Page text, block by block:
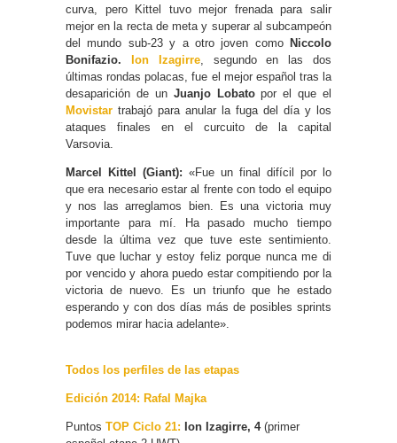
curva, pero Kittel tuvo mejor frenada para salir
mejor en la recta de meta y superar al subcampeón
del mundo sub-23 y a otro joven comoNiccolo
Bonifazio.
Ion Izagirre, segundo en las dos
últimas rondas polacas, fue el mejor español tras la
desaparición de un Juanjo Lobatopor el que el
Movistar trabajó para anular la fuga del día y los
ataques finales en el curcuito de la capital
Varsovia.
Marcel Kittel (Giant): «Fue un final difícil por lo
que era necesario estar al frente con todo el equipo
y nos las arreglamos bien. Es una victoria muy
importante para mí. Ha pasado mucho tiempo
desde la última vez que tuve este sentimiento.
Tuve que luchar y estoy feliz porque nunca me di
por vencido y ahora puedo estar compitiendo por la
victoria de nuevo. Es un triunfo que he estado
esperando y con dos días más de posibles sprints
podemos mirar hacia adelante».
Todos los perfiles de las etapas
Edición 2014: Rafal Majka
Puntos TOP Ciclo 21: Ion Izagirre, 4(primer